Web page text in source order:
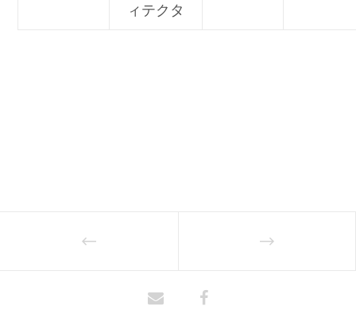
ィテクタ